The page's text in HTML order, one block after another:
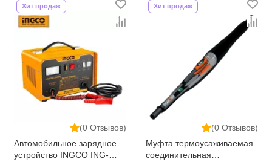
(0 Отзывов)
Хит продаж
Автомобильное зарядное
устройство INGCO ING-
(0 Отзывов)
Хит продаж
Муфта термоусаживаемая
соединительная